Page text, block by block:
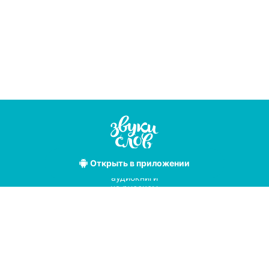
Открытьв приложении
Лучшие
аудиокниги
на русском